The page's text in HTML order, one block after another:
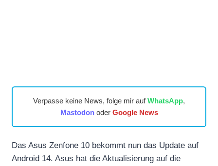
Verpasse keine News, folge mir aufWhatsApp,
Mastodonoder Google News
Das Asus Zenfone 10 bekommt nun das Update auf
Android 14. Asus hat die Aktualisierung auf die